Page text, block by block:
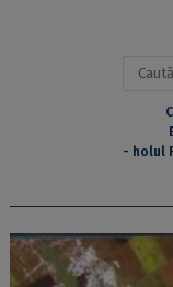
Caută
- holul